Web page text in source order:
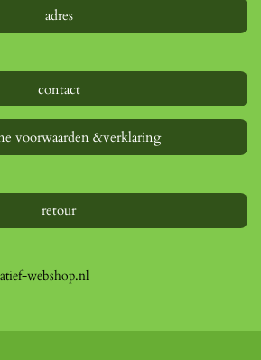
adres
contact
voorwaarden &verklaring
retour
webshop.nl